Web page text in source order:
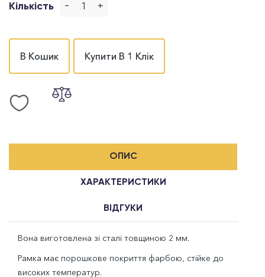
Кількість - +
В Кошик Купити В 1 Клік
ОПИС
ХАРАКТЕРИСТИКИ
ВІДГУКИ
Вона виготовлена зі сталі товщиною 2 мм.
Рамка має порошкове покриття фарбою, стійке до
високих температур.